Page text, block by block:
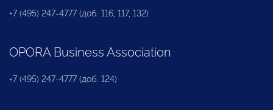
+7 (495) 247-4777 (доб. 116, 117, 132)
OPORA Business Association
+7 (495) 247-4777 (доб. 124)